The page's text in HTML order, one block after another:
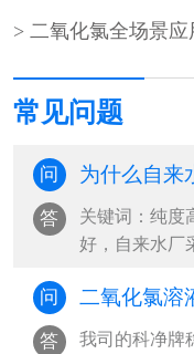
常见问题
问
答
关键词：纯度
好，自来水厂
问
答
我司的科净牌